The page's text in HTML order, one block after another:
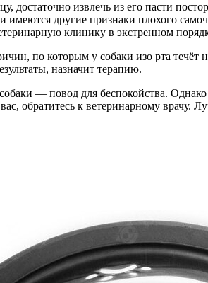
достаточно извлечь из его пасти
имеются другие признаки плохого
клинику в экстренном
по которым у собаки изо рта
назначит терапию.
— повод для беспокойства.
обратитесь к ветеринарному врачу.